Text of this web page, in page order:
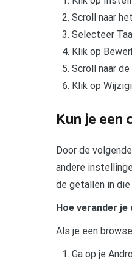
Scroll naar
Selecteer
Klik op
Scroll naar
Klik op
Kun je een
Door de
andere
de getallen in
Hoe verander je
Als je een
Ga op je